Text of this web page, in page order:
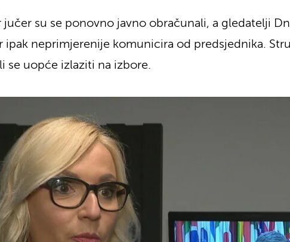
su se ponovno javno obračunali, a gledatelji
neprimjerenije komunicira od predsjednika.
se uopće izlaziti na izbore.